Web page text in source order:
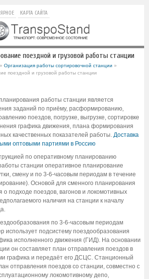
КАРТА САЙТА
поездной и грузовой работы станции
» Организация работы сортировочной станции »
поездной и грузовой работы станции
работы станции является
заданий по приёму, расформированию,
поездов, погрузке, выгрузке, сортировке
графика движения, плана формирования
качественных показателей работы. Доставка
оптовыми партиями в Россию
по оперативному планированию
станции оперативное планирование
смену и по 3-6-часовым периодам в течение
Основой для сменного планирования
подходе поездов, вагонов и локомотивных
наличия на станции к началу
по 3-6-часовым периодам
использует подсистему поездообразования
исполненного движения (ГИД). На основании
он составляет план отправления поездов в
графика и передаёт его ДСЦС. Станционный
отправления поездов со станции, совместно с
локомотивному депо,